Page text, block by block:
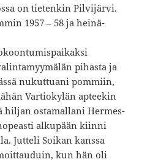
on tietenkin Pilvijärvi.
1957 – 58 ja heinä-
pihasta ja
nukuttuani pommiin,
Vartiokylän apteekin
ostamallani Hermes-
alkupään kiinni
Jutteli Soikan kanssa
kun hän oli